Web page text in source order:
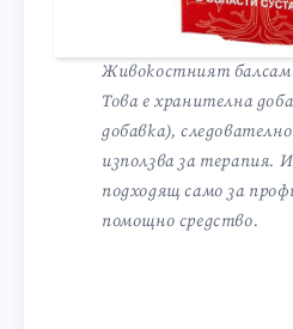
Живокостният балсам
Това е хранителна
добавка),
използва за терапия.
подходящ само за
помощно средство.